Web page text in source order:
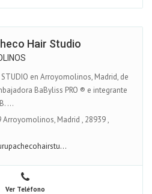
Hair Studio
en Arroyomolinos, Madrid, de
BaByliss PRO ® e integrante
...
Arroyomolinos, Madrid , 28939,
Ver Teléfono